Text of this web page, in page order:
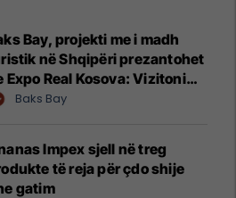
Bay, projekti me i madh
në Shqipëri prezantohet
Expo Real Kosova: Vizitoni
dhe zbuloni
Baks Bay
Impex sjell në treg
të reja për çdo shije
gatim